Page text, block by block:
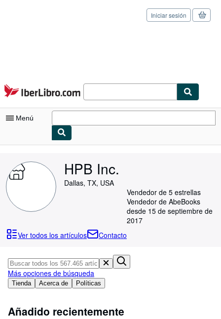
Pasar al contenido principal
IberLibro.com
Iniciar sesión
Menú
Consultar mis pedidos
Búsqueda avanzada
Libros antiguos
Arte y coleccionismo
Vendedores
Comenzar a vender
Ayuda
HPB Inc.
Dallas, TX, USA
Vendedor de 5 estrellas
Vendedor de AbeBooks
desde 15 de septiembre de
2017
Ver todos los artículos
Contacto
Tienda Acerca de Políticas
Más opciones de búsqueda
Añadido recientemente